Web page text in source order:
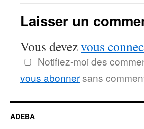
Laisser un
Vous devezvous
Notifiez-moi des
vous abonnersans
ADEBA